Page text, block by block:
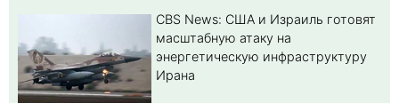
CBS News: США и Израиль готовят
масштабную атаку на
энергетическую инфраструктуру
Ирана